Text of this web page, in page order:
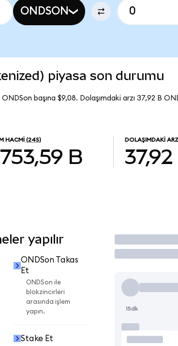
ONDSON
piyasa son durumu
başına $9,08. Dolaşımdaki arzı 37,92 B
HACMI (24S)
B
DOLAŞIMDAKI ARZ
yapılır
ONDSon Takas
Et
ONDSon ile
blokzincirleri
arasında işlem
yapın.
Stake Et
İşlem Yap
15dk